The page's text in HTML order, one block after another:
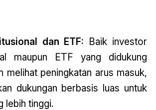
dan ETF: Baik investor
maupun ETF yang didukung
melihat peningkatan arus masuk,
dukungan berbasis luas untuk
lebih tinggi.